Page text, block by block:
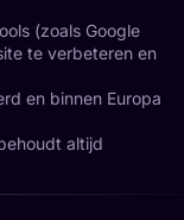
(zoals Google
te verbeteren en
en binnen Europa
altijd